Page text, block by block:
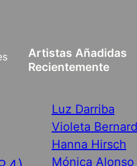
Artistas Añadidas
Recientemente
Luz Darriba
Violeta
Hanna Hirsch
Mónica Alonso